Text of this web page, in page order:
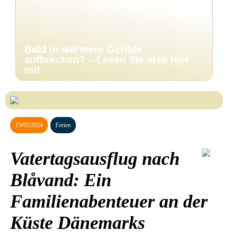
Bald in wärmere Gefilde
aufbrechen? – Lesen Sie also hier
mit
15/02/2024 Ferien
Vatertagsausflug nach
Blåvand: Ein
Familienabenteuer an der
Küste Dänemarks